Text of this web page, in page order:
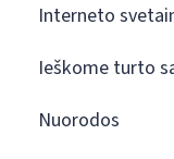
Interneto
Ieškome turto
Nuorodos